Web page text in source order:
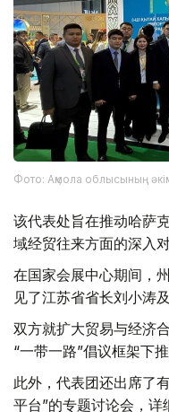
Фото: Ақмола облысының
该代表处旨在推动哈萨
域经贸往来方面的深入对
在国家会展中心期间，
见了江苏省省长刘小涛
双方就扩大贸易与经济
“一带一路”倡议框架下
此外，代表团还出席了
平台”的专题讨论会，